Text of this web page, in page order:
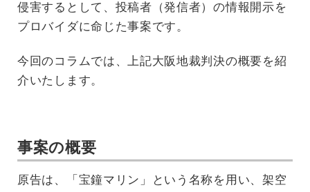
侵害するとして、投稿者（発信者）の情報開示を
プロバイダに命じた事案です。
今回のコラムでは、上記大阪地裁判決の概要を紹
介いたします。
事案の概要
原告は、「宝鐘マリン」という名称を用い、架空